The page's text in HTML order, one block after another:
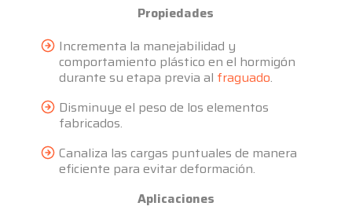
Propiedades
Incrementa la manejabilidad y
comportamiento plástico en el hormigón
durante su etapa previa al fraguado.
Disminuye el peso de los elementos
fabricados.
Canaliza las cargas puntuales de manera
eficiente para evitar deformación.
Aplicaciones